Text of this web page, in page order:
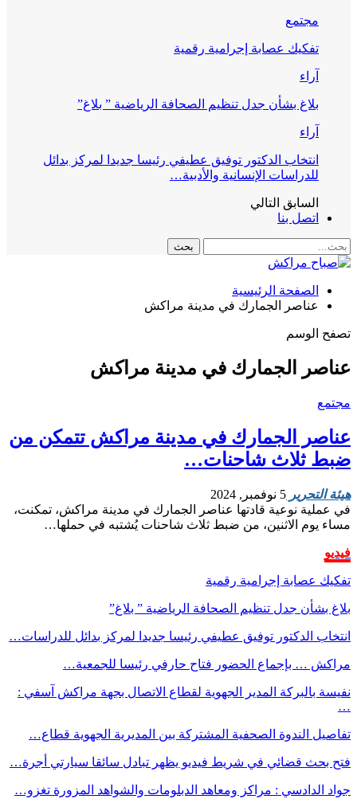
مجتمع
تفكيك عصابة إجرامية رقمية
آراء
بلاغ بشأن جدل تنظيم الصحافة الرياضية ” بلاغ”
آراء
انتخاب الدكتور توفيق عطيفي رئيسا جديدا لمركز بدائل
للدراسات الإنسانية والأدبية…
السابق التالي
اتصل بنا
الصفحة الرئيسية
عناصر الجمارك في مدينة مراكش
تصفح الوسم
عناصر الجمارك في مدينة مراكش
مجتمع
عناصر الجمارك في مدينة مراكش تتمكن من
ضبط ثلاث شاحنات…
هيئة التحرير 5 نوفمبر, 2024
في عملية نوعية قادتها عناصر الجمارك في مدينة مراكش، تمكنت،
مساء يوم الاثنين، من ضبط ثلاث شاحنات يُشتبه في حملها…
فيديو
تفكيك عصابة إجرامية رقمية
بلاغ بشأن جدل تنظيم الصحافة الرياضية ” بلاغ”
انتخاب الدكتور توفيق عطيفي رئيسا جديدا لمركز بدائل للدراسات…
مراكش … بإجماع الحضور فتاح حارفي رئيسا للجمعية…
نفيسة بالبركة المدير الجهوية لقطاع الاتصال بجهة مراكش آسفي :
…
تفاصيل الندوة الصحفية المشتركة بين المديرية الجهوية قطاع…
فتح بحث قضائي في شريط فيديو يظهر تبادل سائقا سيارتي أجرة…
جواد الدادسي : مراكز ومعاهد الدبلومات والشواهد المزورة تغزو…